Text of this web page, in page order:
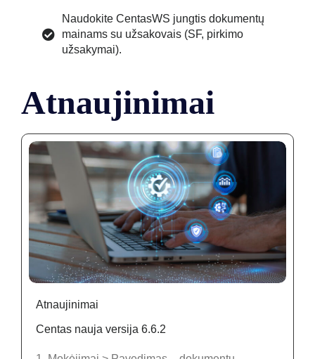
Naudokite CentasWS jungtis dokumentų
mainams su užsakovais (SF, pirkimo
užsakymai).
Atnaujinimai
Atnaujinimai
Centas nauja versija 6.6.2